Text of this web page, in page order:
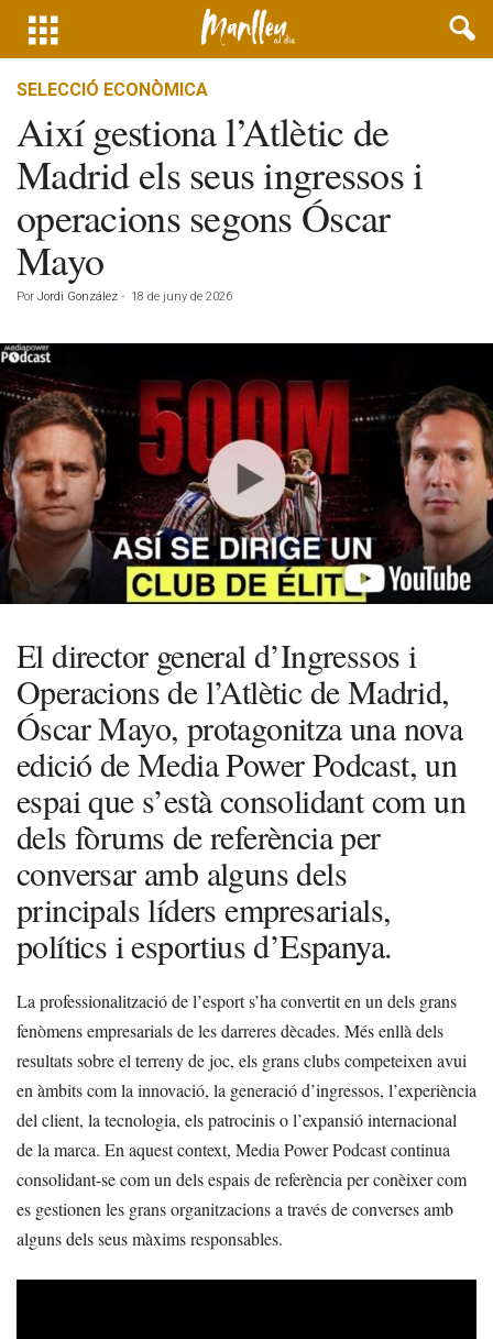
SELECCIÓ ECONÒMICA
Així gestiona l’Atlètic de
Madrid els seus ingressos i
operacions segons Óscar
Mayo
Por Jordi González - 18 de juny de 2026
El director general d’Ingressos i
Operacions de l’Atlètic de Madrid,
Óscar Mayo, protagonitza una nova
edició de Media Power Podcast, un
espai que s’està consolidant com un
dels fòrums de referència per
conversar amb alguns dels
principals líders empresarials,
polítics i esportius d’Espanya.
La professionalització de l’esport s’ha convertit en un dels grans
fenòmens empresarials de les darreres dècades. Més enllà dels
resultats sobre el terreny de joc, els grans clubs competeixen avui
en àmbits com la innovació, la generació d’ingressos, l’experiència
del client, la tecnologia, els patrocinis o l’expansió internacional
de la marca. En aquest context, Media Power Podcast continua
consolidant-se com un dels espais de referència per conèixer com
es gestionen les grans organitzacions a través de converses amb
alguns dels seus màxims responsables.